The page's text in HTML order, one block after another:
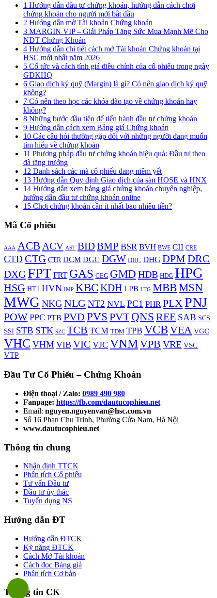
1 Hướng dẫn đầu tư chứng khoán, hướng dẫn cách chơi
chứng khoán cho người mới bắt đầu
2 Hướng dẫn mở Tài khoản Chứng khoán
3 MARGIN VIP – Giải Pháp Tăng Sức Mua Mạnh Mẽ Cho
NĐT Chứng Khoán
4 Hướng dẫn chi tiết cách mở Tài khoản Chứng khoán tại
HSC mới nhất năm 2026
5 Cổ tức và cách tính giá điều chỉnh của cổ phiếu trong ngày
GDKHQ
6 Giao dịch ký quỹ (Margin) là gì? Có nên giao dịch ký quỹ
không?
7 Có nên theo học các khóa đào tạo về chứng khoán hay
không?
8 Những bước đầu tiên để tiến hành đầu tư chứng khoán
9 Hướng dẫn cách xem Bảng giá Chứng khoán
10 Các câu hỏi thường gặp đối với những người đang muốn
tìm hiểu về chứng khoán
11 Phương pháp đầu tư chứng khoán hiệu quả: Đầu tư theo
đà tăng trưởng
12 Danh sách các mã cổ phiếu đang niêm yết
13 Hướng dẫn Quy định Giao dịch của sàn HOSE và HNX
14 Hướng dẫn xem bảng giá chứng khoán chuyên nghiệp,
hướng dẫn đầu tư chứng khoán online
15 Chơi chứng khoán cần ít nhất bao nhiêu tiền?
Mã Cổ phiếu
AAA ACBACV AST BIDBMP BSR BVH BWE CII CRE
CTD CTG CTR DCM DGC DGW DHC DHG DPM DRC
DXGFPT FRT GAS GEG GMD HDB HDG HPG
HSG HT1 HVN IMP KBC KDH LPB LTG MBBMSN
MWG NKGNLGNT2 NVL PC1 PHR PLXPNJ
POW PPC PTB PVD PVS PVT QNS REE SAB SCS
SSI STB STK SZC TCB TCM TDM TPB VCB VEA VGC
VHC VHM VIB VIC VJC VNMVPB VRE VSC
VTP
Đầu Tư Cổ Phiếu – Chứng Khoán
Điện thoại / Zalo: 0989 490 980
Fanpage: https://fb.com/dautucophieu.net
Email: nguyen.nguyenvan@hsc.com.vn
Số 16 Phan Chu Trinh, Phường Cửa Nam, Hà Nội
www.dautucophieu.net
Thông tin chung
Nhận định TTCK
Phân tích Cổ phiếu
Tư vấn Đầu tư
Đầu tư ủy thác
Tuyển dụng NS
Hướng dẫn ĐT
Hướng dẫn ĐTCK
Kỹ năng ĐTCK
Cách Mở Tài khoản
Cách đọc Bảng giá
Phân tích Cơ bản
Thông tin CK